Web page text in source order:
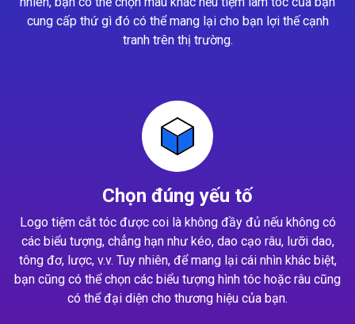
cung cấp thứ gì đó có thể mang lại cho bạn lợi thế cạnh
tranh trên thị trường.
Chọn đúng yếu tố
Logo tiệm cắt tóc được coi là không đầy đủ nếu không có
các biểu tượng, chẳng hạn như kéo, dao cạo râu, lưỡi dao,
tông đơ, lược, v.v. Tuy nhiên, để mang lại cái nhìn khác biệt,
bạn cũng có thể chọn các biểu tượng hình tóc hoặc râu cũng
có thể đại diện cho thương hiệu của bạn.